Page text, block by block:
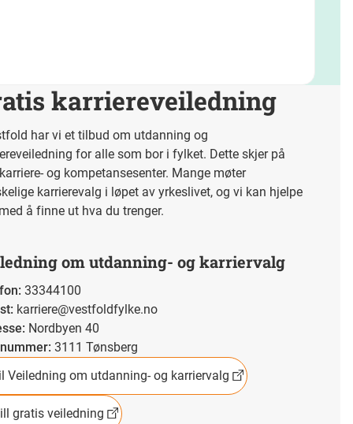
karriereveiledning
har vi et tilbud om utdanning og
for alle som bor i fylket. Dette skjer på
og kompetansesenter. Mange møter
karrierevalg i løpet av yrkeslivet, og vi kan hjelpe
å finne ut hva du trenger.
om utdanning- og karriervalg
: 33344100
: karriere@vestfoldfylke.no
: Nordbyen 40
: 3111 Tønsberg
Veiledning om utdanning- og karriervalg
gratis veiledning